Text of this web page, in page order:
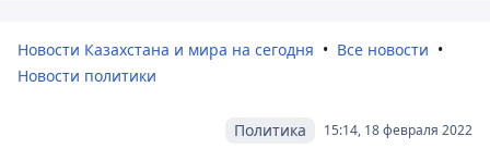
Новости Казахстана и мира на сегодня
Все новости
Новости политики
15:14, 18 февраля 2022
Политика